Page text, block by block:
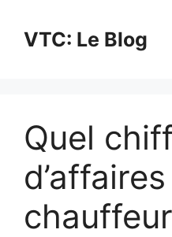
contenuVTC: Le Blog
Quel